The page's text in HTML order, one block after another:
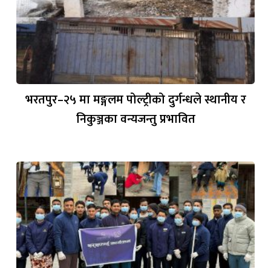
भरतपुर–२५ मा मङ्गलम पोल्ट्रीको दुर्गन्धले स्थानीय र
निकुञ्जका वन्यजन्तु प्रभावित